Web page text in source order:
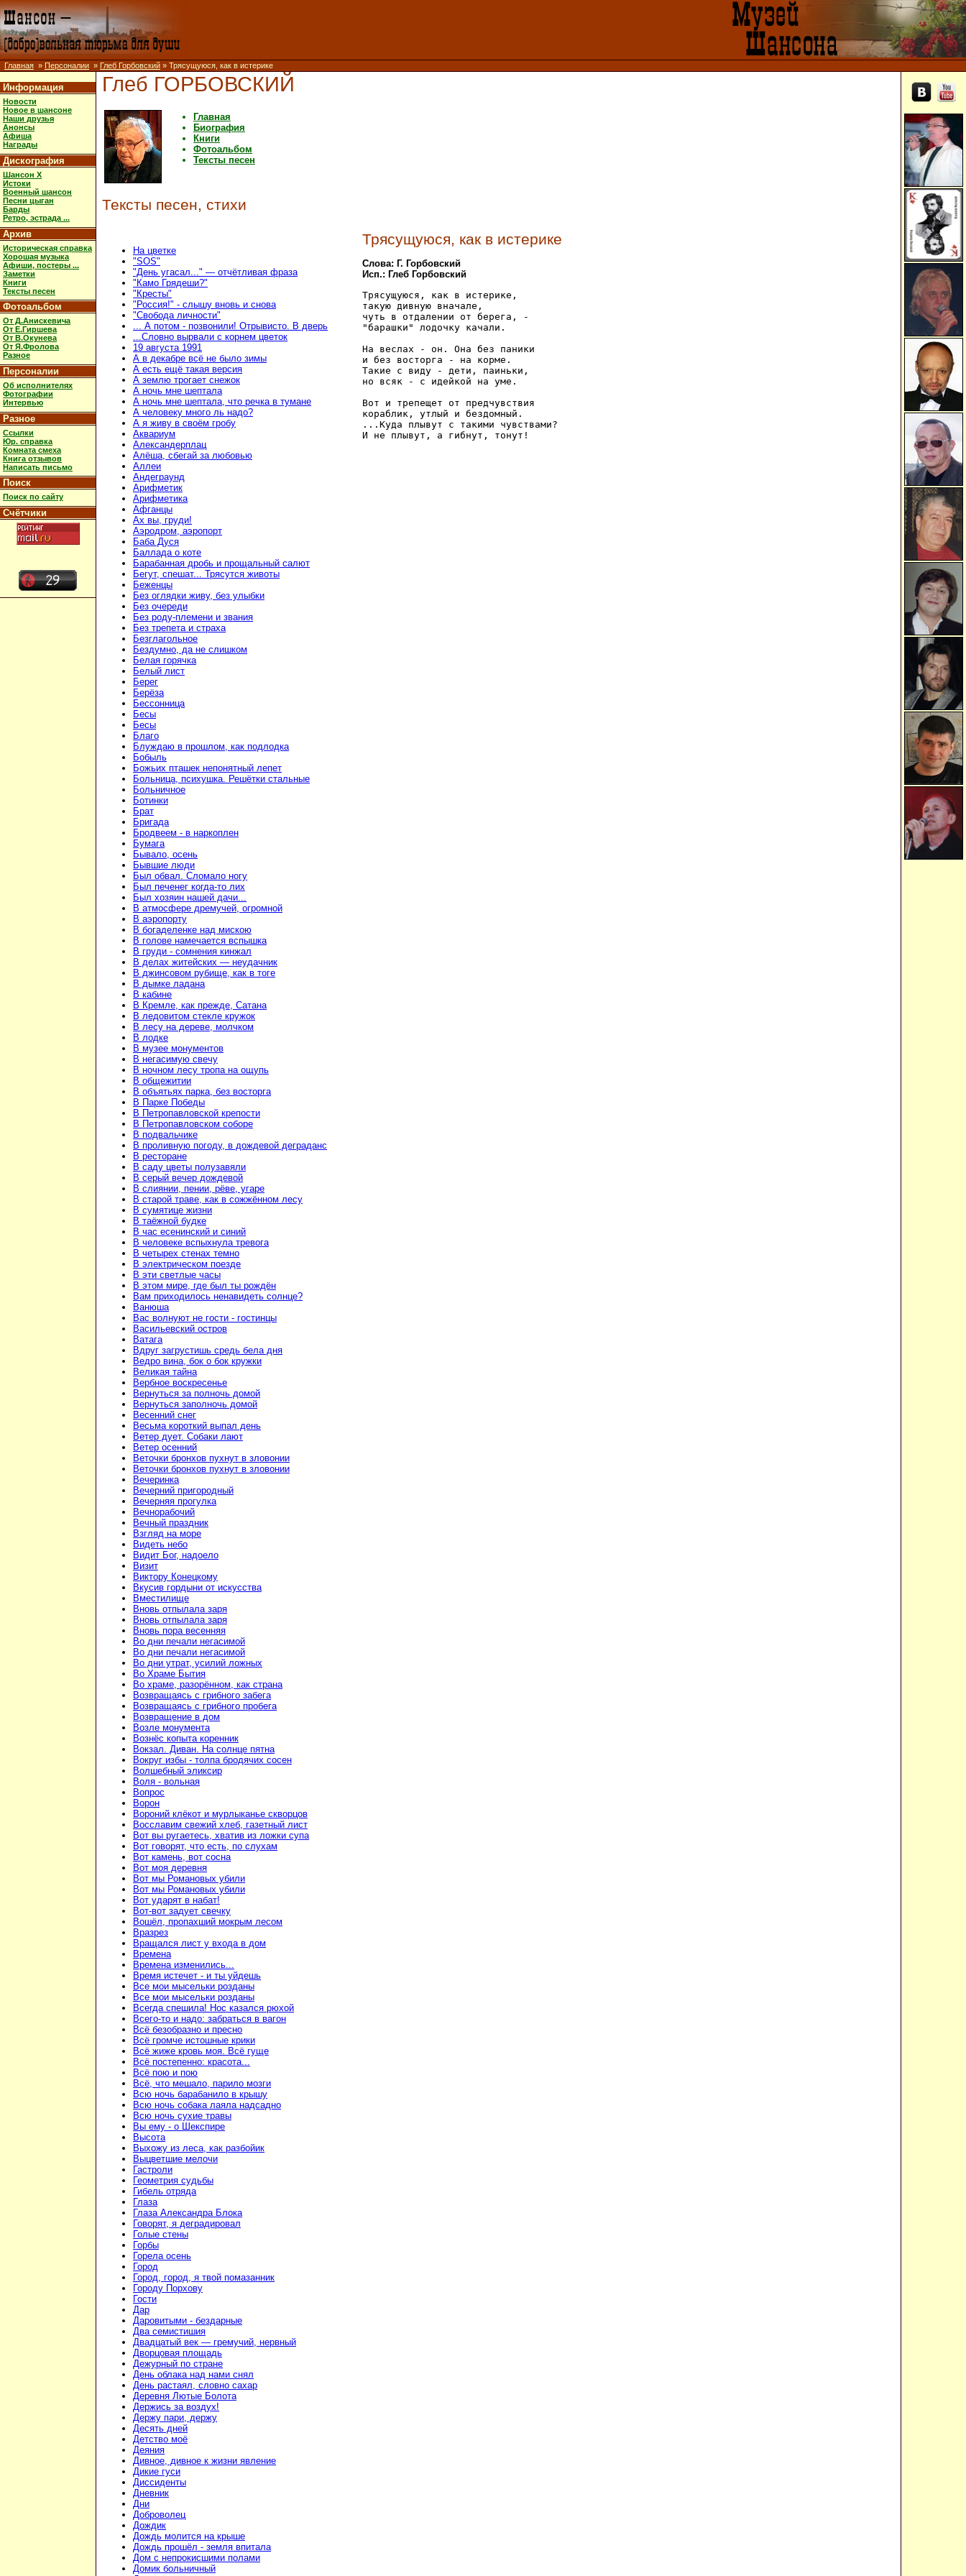
Главная » Персоналии » Глеб Горбовский » Трясущуюся, как в истерике
Информация
Новости
Новое в шансоне
Наши друзья
Анонсы
Афиша
Награды
Дискография
Шансон X
Истоки
Военный шансон
Песни цыган
Барды
Ретро, эстрада ...
Архив
Историческая справка
Хорошая музыка
Афиши, постеры ...
Заметки
Книги
Тексты песен
Фотоальбом
От Д.Анискевича
От Е.Гиршева
От В.Окунева
От Я.Фролова
Разное
Персоналии
Об исполнителях
Фотографии
Интервью
Разное
Ссылки
Юр. справка
Комната смеха
Книга отзывов
Написать письмо
Поиск
Поиск по сайту
Счётчики
Глеб ГОРБОВСКИЙ
Главная
Биография
Книги
Фотоальбом
Тексты песен
Тексты песен, стихи
На цветке
"SOS"
"День угасал..." — отчётливая фраза
"Камо Грядеши?"
"Кресты"
"Россия!" - слышу вновь и снова
"Свобода личности"
... А потом - позвонили! Отрывисто. В дверь
...Словно вырвали с корнем цветок
19 августа 1991
А в декабре всё не было зимы
А есть ещё такая версия
А землю трогает снежок
А ночь мне шептала
А ночь мне шептала, что речка в тумане
А человеку много ль надо?
А я живу в своём гробу
Аквариум
Александерплац
Алёша, сбегай за любовью
Аллеи
Андеграунд
Арифметик
Арифметика
Афганцы
Ах вы, груди!
Аэродром, аэропорт
Баба Дуся
Баллада о коте
Барабанная дробь и прощальный салют
Бегут, спешат... Трясутся животы
Беженцы
Без оглядки живу, без улыбки
Без очереди
Без роду-племени и звания
Без трепета и страха
Безглагольное
Бездумно, да не слишком
Белая горячка
Белый лист
Берег
Берёза
Бессонница
Бесы
Бесы
Благо
Блуждаю в прошлом, как подлодка
Бобыль
Божьих пташек непонятный лепет
Больница, психушка. Решётки стальные
Больничное
Ботинки
Брат
Бригада
Бродвеем - в наркоплен
Бумага
Бывало, осень
Бывшие люди
Был обвал. Сломало ногу
Был печенег когда-то лих
Был хозяин нашей дачи...
В атмосфере дремучей, огромной
В аэропорту
В богаделенке над мискою
В голове намечается вспышка
В груди - сомнения кинжал
В делах житейских — неудачник
В джинсовом рубище, как в тоге
В дымке ладана
В кабине
В Кремле, как прежде, Сатана
В ледовитом стекле кружок
В лесу на дереве, молчком
В лодке
В музее монументов
В негасимую свечу
В ночном лесу тропа на ощупь
В общежитии
В объятьях парка, без восторга
В Парке Победы
В Петропавловской крепости
В Петропавловском соборе
В подвальчике
В проливную погоду, в дождевой деграданс
В ресторане
В саду цветы полузавяли
В серый вечер дождевой
В слиянии, пении, рёве, угаре
В старой траве, как в сожжённом лесу
В сумятице жизни
В таёжной будке
В час есенинский и синий
В человеке вспыхнула тревога
В четырех стенах темно
В электрическом поезде
В эти светлые часы
В этом мире, где был ты рождён
Вам приходилось ненавидеть солнце?
Ванюша
Вас волнуют не гости - гостинцы
Васильевский остров
Ватага
Вдруг загрустишь средь бела дня
Ведро вина, бок о бок кружки
Великая тайна
Вербное воскресенье
Вернуться за полночь домой
Вернуться заполночь домой
Весенний снег
Весьма короткий выпал день
Ветер дует. Собаки лают
Ветер осенний
Веточки бронхов пухнут в зловонии
Веточки бронхов пухнут в зловонии
Вечеринка
Вечерний пригородный
Вечерняя прогулка
Вечнорабочий
Вечный праздник
Взгляд на море
Видеть небо
Видит Бог, надоело
Визит
Виктору Конецкому
Вкусив гордыни от искусства
Вместилище
Вновь отпылала заря
Вновь отпылала заря
Вновь пора весенняя
Во дни печали негасимой
Во дни печали негасимой
Во дни утрат, усилий ложных
Во Храме Бытия
Во храме, разорённом, как страна
Возвращаясь с грибного забега
Возвращаясь с грибного пробега
Возвращение в дом
Возле монумента
Вознёс копыта коренник
Вокзал. Диван. На солнце пятна
Вокруг избы - толпа бродячих сосен
Волшебный эликсир
Воля - вольная
Вопрос
Ворон
Вороний клёкот и мурлыканье скворцов
Восславим свежий хлеб, газетный лист
Вот вы ругаетесь, хватив из ложки супа
Вот говорят, что есть, по слухам
Вот камень, вот сосна
Вот моя деревня
Вот мы Романовых убили
Вот мы Романовых убили
Вот ударят в набат!
Вот-вот задует свечку
Вошёл, пропахший мокрым лесом
Вразрез
Вращался лист у входа в дом
Времена
Времена изменились...
Время истечет - и ты уйдешь
Все мои мысельки розданы
Все мои мысельки розданы
Всегда спешила! Нос казался рюхой
Всего-то и надо: забраться в вагон
Всё безобразно и пресно
Всё громче истошные крики
Всё жиже кровь моя. Всё гуще
Всё постепенно: красота...
Всё пою и пою
Всё, что мешало, парило мозги
Всю ночь барабанило в крышу
Всю ночь собака лаяла надсадно
Всю ночь сухие травы
Вы ему - о Шекспире
Высота
Выхожу из леса, как разбойик
Выцветшие мелочи
Гастроли
Геометрия судьбы
Гибель отряда
Глаза
Глаза Александра Блока
Говорят, я деградировал
Голые стены
Горбы
Горела осень
Город
Город, город, я твой помазанник
Городу Порхову
Гости
Дар
Даровитыми - бездарные
Два семистишия
Двадцатый век — гремучий, нервный
Дворцовая площадь
Дежурный по стране
День облака над нами снял
День растаял, словно сахар
Деревня Лютые Болота
Держись за воздух!
Держу пари, держу
Десять дней
Детство моё
Деяния
Дивное, дивное к жизни явление
Дикие гуси
Диссиденты
Дневник
Дни
Доброволец
Дождик
Дождь молится на крыше
Дождь прошёл - земля впитала
Дом с непрокисшими полами
Домик больничный
Трясущуюся, как в истерике
Слова: Г. Горбовский
Исп.: Глеб Горбовский
Трясущуюся, как в истерике,
такую дивную вначале,
чуть в отдалении от берега, -
"барашки" лодочку качали.
На веслах - он. Она без паники
и без восторга - на корме.
Такие с виду - дети, паиньки,
но всяк - с идейкой на уме.
Вот и трепещет от предчувствия
кораблик, утлый и бездомный.
...Куда плывут с такими чувствами?